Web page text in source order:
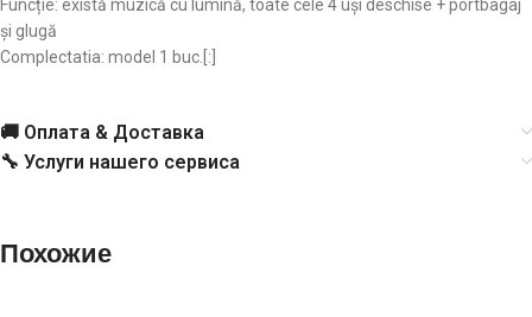
Funcție: există muzică cu lumină, toate cele 4 uși deschise + portbagaj
și glugă
Complectatia: model 1 buc. [:]
🚚 Оплата & Доставка
🔧 Услуги нашего сервиса
Похожие